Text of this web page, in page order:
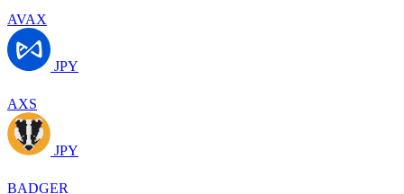
AVAX
JPY
AXS
JPY
BADGER